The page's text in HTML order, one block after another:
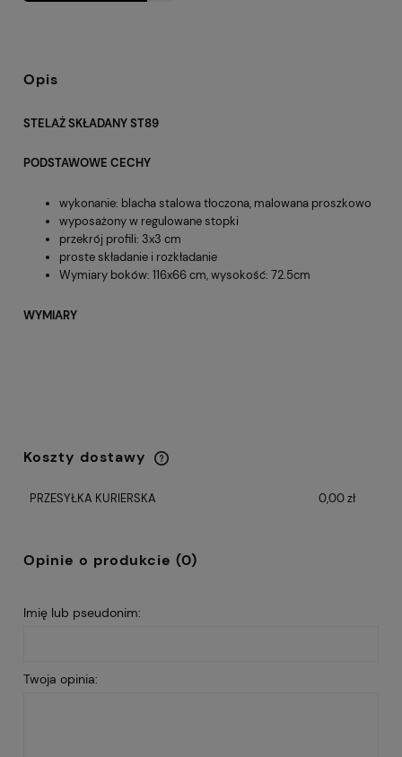
Opis
STELAŻ SKŁADANY ST89
PODSTAWOWE CECHY
wykonanie: blacha stalowa tłoczona, malowana proszkowo
wyposażony w regulowane stopki
przekrój profili: 3x3 cm
proste składanie i rozkładanie
Wymiary boków: 116x66 cm, wysokość: 72.5cm
WYMIARY
Koszty dostawy
Cena nie zawiera ewentualnych kosztów
PRZESYŁKA KURIERSKA
0,00 zł
Opinie o produkcie (0)
Imię lub pseudonim:
Twoja opinia: